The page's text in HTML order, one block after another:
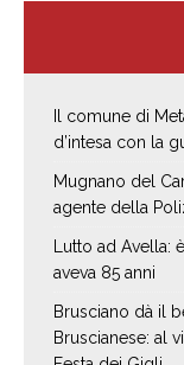
Il comune di
d’intesa con la
Mugnano del
agente della
Lutto ad Avella:
aveva 85 anni
Brusciano dà il
Bruscianese: al